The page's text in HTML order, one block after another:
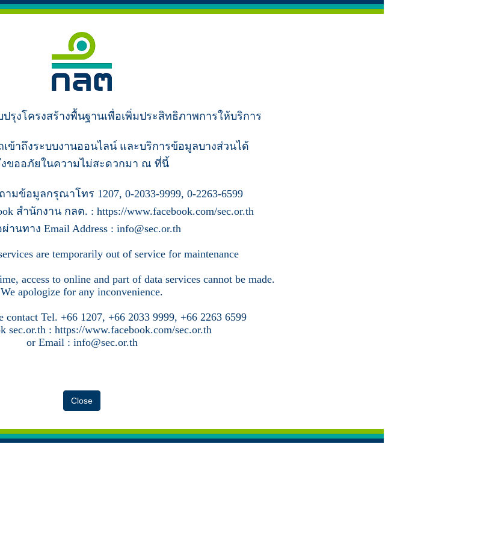
รุงโครงสร้างพื้นฐานเพื่อเพิ่มประสิทธิภาพการให้บริการ
เข้าถึงระบบงานออนไลน์ และบริการข้อมูลบางส่วนได้
ขออภัยในความไม่สะดวกมา ณ ที่นี้
มข้อมูลกรุณาโทร 1207, 0-2033-9999, 0-2263-6599
สำนักงาน กลต. : https://www.facebook.com/sec.or.th
านทาง Email Address : info@sec.or.th
are temporarily out of service for maintenance
access to online and part of data services cannot be made.
We apologize for any inconvenience.
contact Tel. +66 1207, +66 2033 9999, +66 2263 6599
sec.or.th : https://www.facebook.com/sec.or.th
or Email : info@sec.or.th